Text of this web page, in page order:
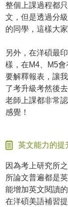
整個上課過程都
文，但是透過分
的同學，這樣大
另外，在洋碩最
樣，在M4、M5
要解釋報表，讓
了考升級考然後
老師上課都非常
感覺！
英文能力的提
因為考上研究所
所論文普遍都是
能增加英文閱讀
在洋碩美語補習